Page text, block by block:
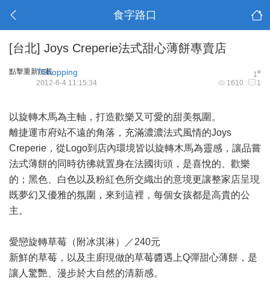
食字路口
[台北] Joys Creperie法式甜心薄餅專賣店
點擊重新加載 1#
TShopping
1610 1
2012-6-4 11:15:34
以旋轉木馬為主軸，打造歡樂又可愛的甜美氛圍。
離捷運市府站不遠的角落，充滿濃濃法式風情的Joys
Creperie，從Logo到店內環境皆以旋轉木馬為靈感，讓品嘗
法式薄餅的同時彷彿就置身在法國街頭，是喜悅的、歡樂
的；黑色、白色以及粉紅色所交織出的意境更讓整家店呈現
既夢幻又優雅的氛圍，來到這裡，每個女孩都是高貴的公
主。
愛戀旋轉草莓（附冰淇淋）／240元
新鮮的草莓，以及主廚現做的草莓醬遇上Q彈甜心薄餅，是
讓人驚艷、漫步於大自然的清新感。